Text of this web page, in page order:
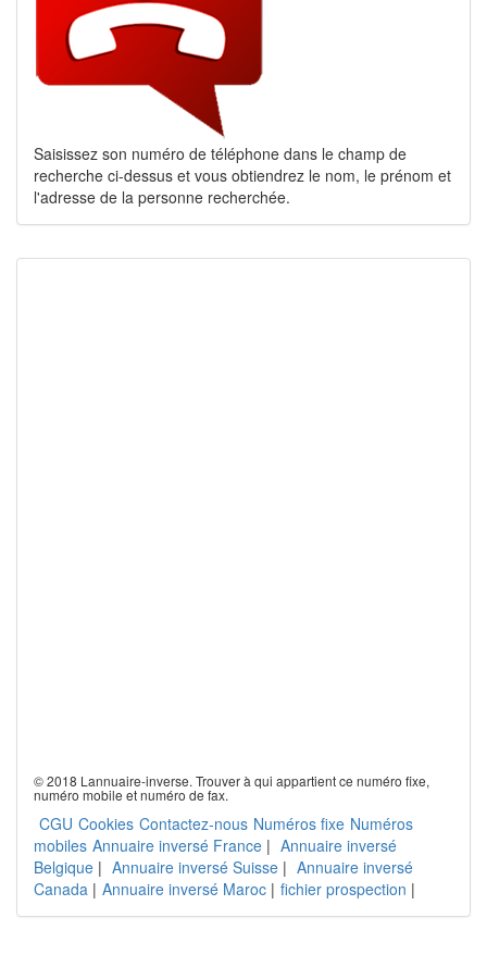
Saisissez son numéro de téléphone dans le champ de
recherche ci-dessus et vous obtiendrez le nom, le prénom et
l'adresse de la personne recherchée.
© 2018 Lannuaire-inverse. Trouver à qui appartient ce numéro fixe,
numéro mobile et numéro de fax.
CGU Cookies Contactez-nous Numéros fixe Numéros
mobiles Annuaire inversé France | Annuaire inversé
Belgique | Annuaire inversé Suisse | Annuaire inversé
Canada | Annuaire inversé Maroc | fichier prospection |